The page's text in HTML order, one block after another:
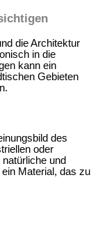
die Architektur
in die
kann ein
Gebieten
des
oder
und
Material, das zu